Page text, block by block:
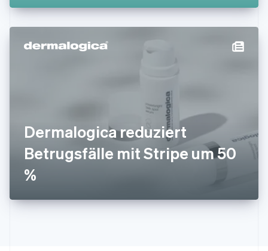
Dermalogica reduziert
Betrugsfälle mit Stripe um 50
%
Japan
日本語English
Kanada
EnglishFrançais
Litauen
English
Luxemburg
Malta